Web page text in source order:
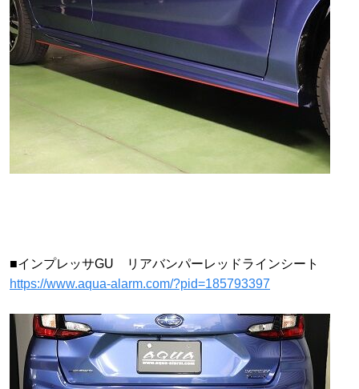
■インプレッサGU リアバンパーレッドラインシート
https://www.aqua-alarm.com/?pid=185793397